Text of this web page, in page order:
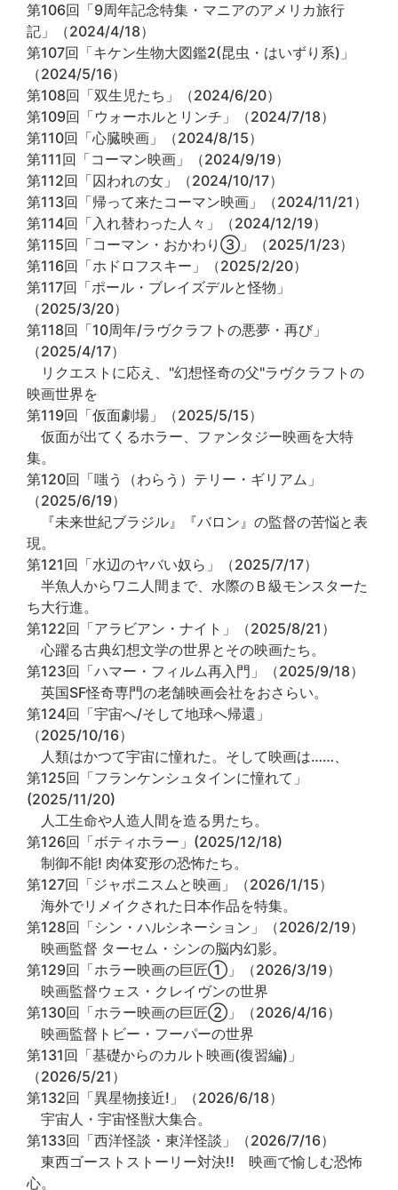
第106回「9周年記念特集・マニアのアメリカ旅行
記」（2024/4/18）
第107回「キケン生物大図鑑2(昆虫・はいずり系)」
（2024/5/16）
第108回「双生児たち」（2024/6/20）
第109回「ウォーホルとリンチ」（2024/7/18）
第110回「心臓映画」（2024/8/15）
第111回「コーマン映画」（2024/9/19）
第112回「囚われの女」（2024/10/17）
第113回「帰って来たコーマン映画」（2024/11/21）
第114回「入れ替わった人々」（2024/12/19）
第115回「コーマン・おかわり③」（2025/1/23）
第116回「ホドロフスキー」（2025/2/20）
第117回「ポール・ブレイズデルと怪物」
（2025/3/20）
第118回「10周年/ラヴクラフトの悪夢・再び」
（2025/4/17）
リクエストに応え、"幻想怪奇の父"ラヴクラフトの
映画世界を
第119回「仮面劇場」（2025/5/15）
仮面が出てくるホラー、ファンタジー映画を大特
集。
第120回「嗤う（わらう）テリー・ギリアム」
（2025/6/19）
『未来世紀ブラジル』『バロン』の監督の苦悩と表
現。
第121回「水辺のヤバい奴ら」（2025/7/17）
半魚人からワニ人間まで、水際のＢ級モンスターた
ち大行進。
第122回「アラビアン・ナイト」（2025/8/21）
心躍る古典幻想文学の世界とその映画たち。
第123回「ハマー・フィルム再入門」（2025/9/18）
英国SF怪奇専門の老舗映画会社をおさらい。
第124回「宇宙へ/そして地球へ帰還」
（2025/10/16）
人類はかつて宇宙に憧れた。そして映画は……、
第125回「フランケンシュタインに憧れて」
(2025/11/20)
人工生命や人造人間を造る男たち。
第126回「ボティホラー」(2025/12/18)
制御不能! 肉体変形の恐怖たち。
第127回「ジャポニスムと映画」（2026/1/15）
海外でリメイクされた日本作品を特集。
第128回「シン・ハルシネーション」（2026/2/19）
映画監督 ターセム・シンの脳内幻影。
第129回「ホラー映画の巨匠①」（2026/3/19）
映画監督ウェス・クレイヴンの世界
第130回「ホラー映画の巨匠②」（2026/4/16）
映画監督トビー・フーパーの世界
第131回「基礎からのカルト映画(復習編)」
（2026/5/21）
第132回「異星物接近!」（2026/6/18）
宇宙人・宇宙怪獣大集合。
第133回「西洋怪談・東洋怪談」（2026/7/16）
東西ゴーストストーリー対決!! 映画で愉しむ恐怖
心。